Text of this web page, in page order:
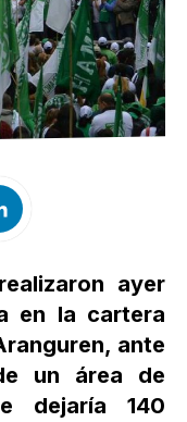
ayer
en la cartera
ante
un área de
dejaría 140